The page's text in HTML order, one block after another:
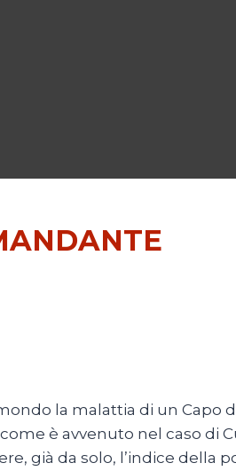
la malattia di un Capo
è avvenuto nel caso di
già da solo, l’indice della